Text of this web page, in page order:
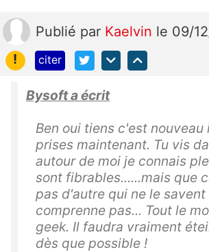
Publié par Kaelvin le 09/
!
citer
Bysoft a écrit
Ben oui tiens c'est nouveau
prises maintenant. Tu vis
autour de moi je connais
sont fibrables......mais que
pas d'autre qui ne le savent
comprenne pas... Tout le
geek. Il faudra vraiment
dès que possible !